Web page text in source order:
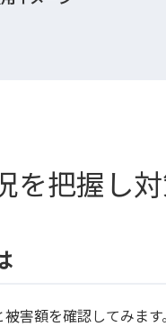
を把握し
害額を確認してみます。